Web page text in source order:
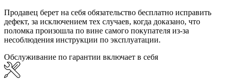
Продавец берет на себя обязательство бесплатно исправить
дефект, за исключением тех случаев, когда доказано, что
поломка произошла по вине самого покупателя из-за
несоблюдения инструкции по эксплуатации.
Обслуживание по гарантии включает в себя